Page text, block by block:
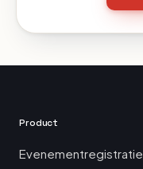
Product
Evenementregistratie